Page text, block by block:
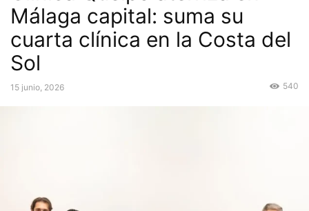
Málaga capital: suma su
cuarta clínica en la Costa del
Sol
15 junio, 2026 540